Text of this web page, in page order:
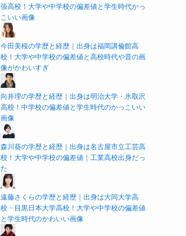
張高校！大学や中学校の偏差値と学生時代かっ
こいい画像
今田美桜の学歴と経歴｜出身は福岡講倫館高
校！大学や中学校の偏差値と高校時代や昔の画
像がかわいすぎ
向井理の学歴と経歴｜出身は明治大学・氷取沢
高校！中学校の偏差値と学生時代のかっこいい
画像
森川葵の学歴と経歴｜出身は名古屋市立工芸高
校！大学や中学校の偏差値｜工業高校出身だっ
た
遠藤さくらの学歴と経歴｜出身は大同大学高
校・目黒日本大学高校！大学や中学校の偏差値
と学生時代のかわいい画像